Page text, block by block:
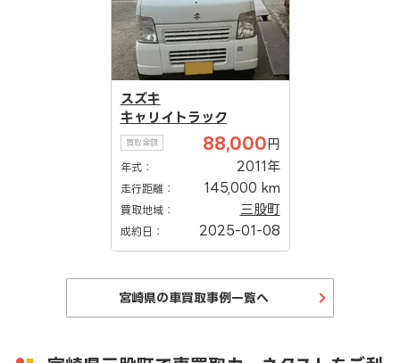
スズキ
キャリイトラック
買取金額 88,000 円
年式： 2011年
走行距離： 145,000 km
買取地域： 三股町
成約日： 2025-01-08
宮崎県の車買取事例一覧へ